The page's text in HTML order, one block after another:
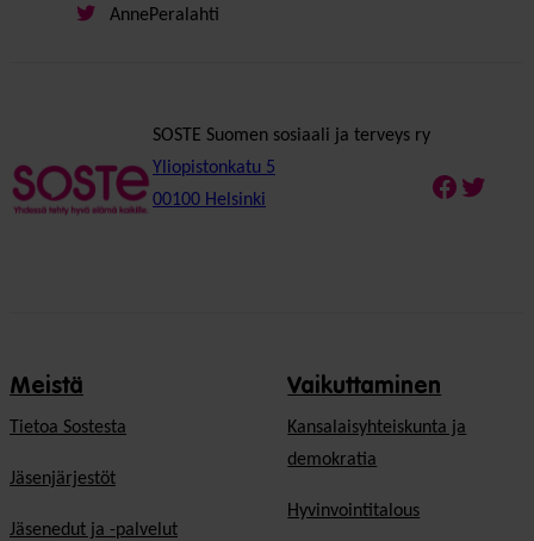
AnnePeralahti
SOSTE Suomen sosiaali ja terveys ry
Yliopistonkatu 5
00100 Helsinki
Meistä
Tietoa Sostesta
Jäsenjärjestöt
Jäsenedut ja -palvelut
Vaikuttaminen
Kansalaisyhteiskunta ja
demokratia
Hyvinvointitalous